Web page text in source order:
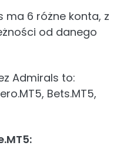
ma 6 różne konta, z
od danego
Admirals to:
Bets.MT5,